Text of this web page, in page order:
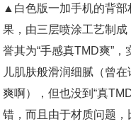
▲白色版一加手机的背部
果，由三层喷涂工艺制
誉其为“手感真TMD爽”
儿肌肤般滑润细腻（曾
爽啊），但也没到“真
错，而且由于材质问题